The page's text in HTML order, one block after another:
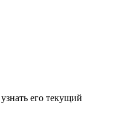
его текущий